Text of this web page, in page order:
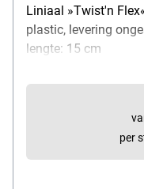
Liniaal »Twist'n
plastic, levering
lengte: 15 cm
per